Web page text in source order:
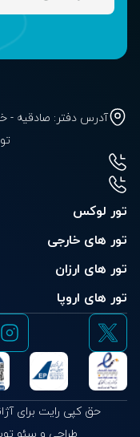
آدرس دفتر: صادقیه -
تور لوکس
تور های خارجی
تور های ارزان
تور های اروپا
حق کپی رایت برای